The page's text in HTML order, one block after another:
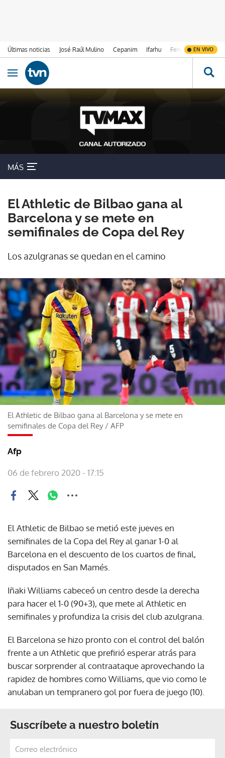
Últimas noticias José Raúl Mulino Cepanim Ifarhu Fenómeno de El
EN VIVO
Ir al contenido
Obrir navegació
MÁS
El Athletic de Bilbao gana al
Barcelona y se mete en
semifinales de Copa del Rey
Los azulgranas se quedan en el camino
El Athletic de Bilbao gana al Barcelona y se mete en
semifinales de Copa del Rey/ AFP
Afp
06 de febrero 2020 - 17:15
El Athletic de Bilbao se metió este jueves en
semifinales de la Copa del Rey al ganar 1-0 al
Barcelona en el descuento de los cuartos de final,
disputados en San Mamés.
Iñaki Williams cabeceó un centro desde la derecha
para hacer el 1-0 (90+3), que mete al Athletic en
semifinales y profundiza la crisis del club azulgrana.
El Barcelona se hizo pronto con el control del balón
frente a un Athletic que prefirió esperar atrás para
buscar sorprender al contraataque aprovechando la
rapidez de hombres como Williams, que vio como le
anulaban un tempranero gol por fuera de juego (10).
Suscríbete a nuestro boletín